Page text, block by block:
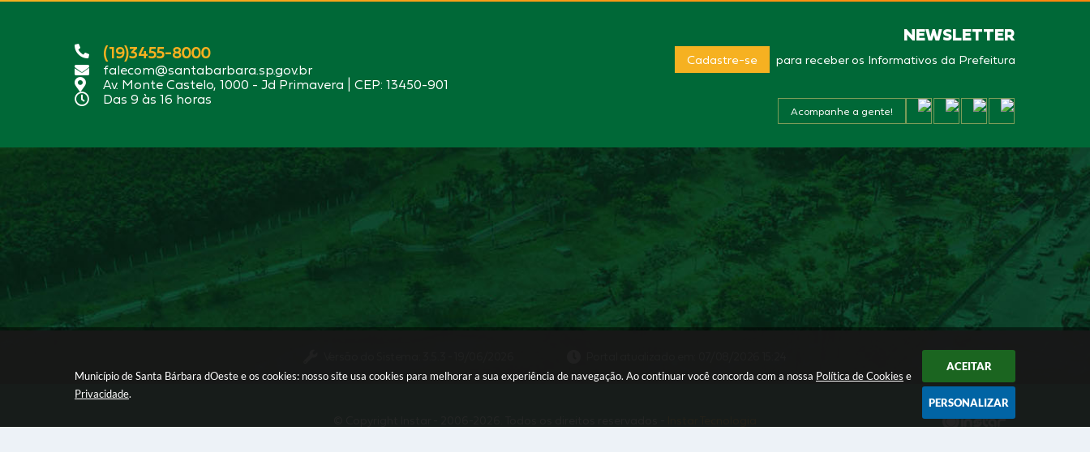
Município de Santa Bárbara dOeste e os cookies: nosso site usa cookies para melhorar a sua experiência de navegação. Ao continuar você concorda com a nossa Política de Cookies e
Privacidade.
ACEITAR
PERSONALIZAR
(19)3455-8000
falecom@santabarbara.sp.gov.br
Av. Monte Castelo, 1000 - Jd Primavera | CEP: 13450-901
Das 9 às 16 horas
NEWSLETTER
Cadastre-se para receber os Informativos da Prefeitura
Acompanhe a gente!